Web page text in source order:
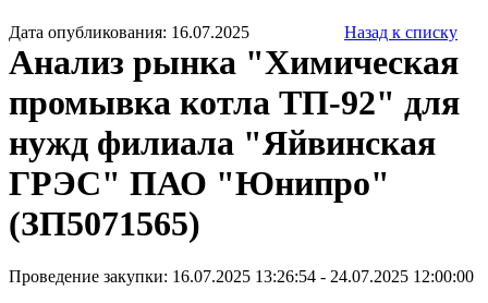
Дата опубликования: 16.07.2025 Назад к списку
Анализ рынка "Химическая
промывка котла ТП-92" для
нужд филиала "Яйвинская
ГРЭС" ПАО "Юнипро"
(ЗП5071565)
Проведение закупки: 16.07.2025 13:26:54 - 24.07.2025 12:00:00